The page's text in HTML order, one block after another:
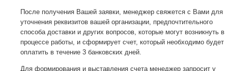
После получения Вашей заявки, менеджер свяжется с Вами для
уточнения реквизитов вашей организации, предпочтительного
способа доставки и других вопросов, которые могут возникнуть в
процессе работы, и сформирует счет, который необходимо будет
оплатить в течение 3 банковских дней.
Для формирования и выставления счета менеджер запросит у